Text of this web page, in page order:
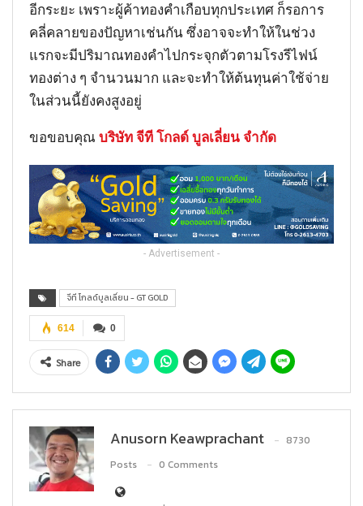
อีกระยะ เพราะผู้ค้าทองคำเกือบทุกประเทศ ก็รอการ
คลี่คลายของปัญหาเช่นกัน ซึ่งอาจจะทำให้ในช่วง
แรกจะมีปริมาณทองคำไปกระจุกตัวตามโรงรีไฟน์
ทองต่าง ๆ จำนวนมาก และจะทำให้ต้นทุนค่าใช้จ่าย
ในส่วนนี้ยังคงสูงอยู่
ขอขอบคุณ บริษัท จีที โกลด์ บูลเลี่ยน จำกัด
- Advertisement -
จีที โกลด์บูลเลี่ยน - GT GOLD
0
614
Share
Anusorn Keawprachant
8730
Posts
0 Comments